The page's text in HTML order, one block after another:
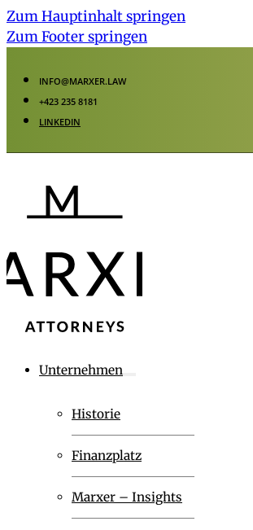
Zum Hauptinhalt springen
Zum Footer springen
INFO@MARXER.LAW
+423 235 8181
LINKEDIN
Unternehmen
Historie
Finanzplatz
Marxer – Insights